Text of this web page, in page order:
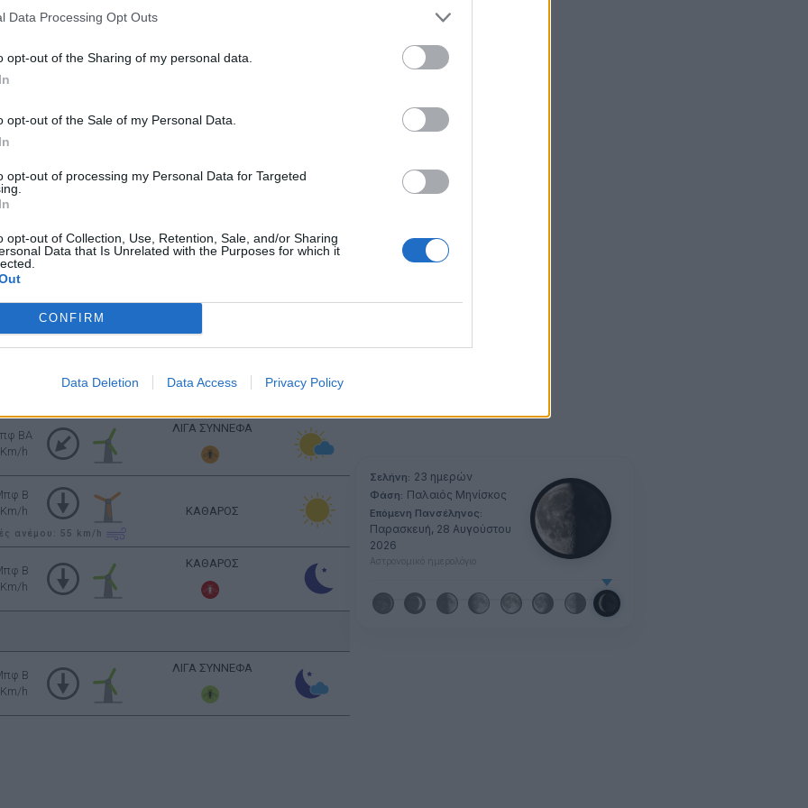
Data Processing Opt Outs
opt-out of the Sharing of my personal data.
opt-out of the Sale of my Personal Data.
opt-out of processing my Personal Data for Targeted
opt-out of Collection, Use, Retention, Sale, and/or Sharing
Data that Is Unrelated with the Purposes for which it
CONFIRM
Data Deletion Data Access Privacy Policy
B
h
ΚΑΘΑΡΟΣ
B
h
ΛΙΓΑ ΣΥΝΝΕΦΑ
B
h
BA
h
ΚΑΘΑΡΟΣ
BA
h
ΛΙΓΑ ΣΥΝΝΕΦΑ
B
h
ανέμου: 55 km/h
ΚΑΘΑΡΟΣ
B
h
ΚΑΘΑΡΟΣ
B
h
ΛΙΓΑ ΣΥΝΝΕΦΑ
Σελήνη: 23 ημερών
Φάση: Παλαιός Μηνίσκος
Επόμενη Πανσέληνος:
Παρασκευή, 28 Αυγούστου
2026
Αστρονομικό ημερολόγιο